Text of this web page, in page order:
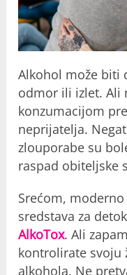
Alkohol može biti
odmor ili izlet. Ali
konzumacijom
neprijatelja.
zlouporabe su
raspad obiteljske
Srećom,
sredstava za
AlkoTox. Ali
kontrolirate svoju
alkohola. Ne